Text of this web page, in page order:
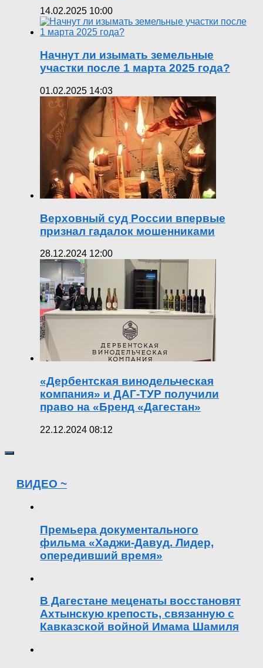
14.02.2025 10:00
Начнут ли изымать земельные
участки после 1 марта 2025 года?
01.02.2025 14:03
Верховный суд России впервые
признал гадалок мошенниками
28.12.2024 12:00
«Дербентская винодельческая
компания» и ДАГ-ТУР получили
право на «Бренд «Дагестан»
22.12.2024 08:12
ВИДЕО ~
Премьера документального
фильма «Хаджи-Давуд. Лидер,
опередивший время»
В Дагестане меценаты восстановят
Ахтынскую крепость, связанную с
Кавказской войной Имама Шамиля